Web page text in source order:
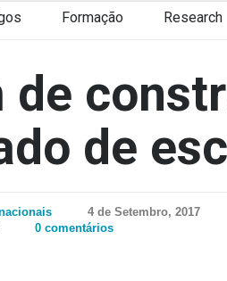
Formação Research
de
de
4 de Setembro, 2017
0 comentários